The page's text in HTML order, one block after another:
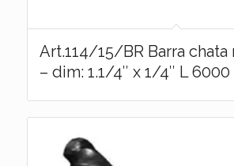
Art.114/15/BR Barra chata
– dim: 1.1/4″ x 1/4″ L